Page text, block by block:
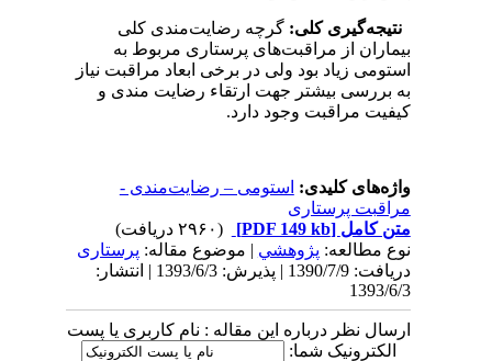
نتیجه‌گیری کلی:گرچه رضایت‌مندی کلی
بیماران از مراقبت‌های پرستاری مربوط به
استومی زیاد بود ولی در برخی ابعاد مراقبت نیاز
به بررسی بیشتر جهت ارتقاء رضایت مندی و
کیفیت مراقبت وجود دارد.
واژه‌های کلیدی:استومی – رضایت‌مندی -
مراقبت پرستاری
متن کامل[PDF 149 kb]
نوع مطالعه:پژوهشي| موضوع مقاله:پرستاری
دریافت: 1390/7/9 | پذیرش: 1393/6/3 | انتشار:
1393/6/3
ارسال نظر درباره این مقاله : نام کاربری یا پست
الکترونیک شما: